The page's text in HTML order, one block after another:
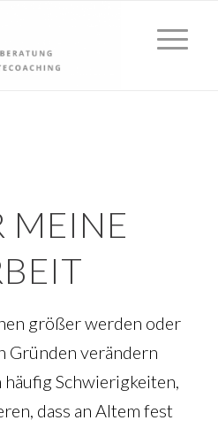
MEINE
größer werden oder
Gründen verändern
häufig Schwierigkeiten,
dass an Altem fest